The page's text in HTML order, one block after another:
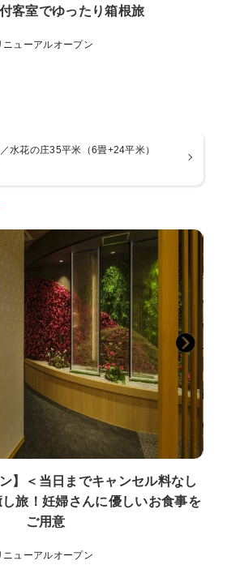
客室でゆったり箱根旅
ューアルオープン
！スマートTVの導入やベッドサイドに
室が登場！大浴場に行かなくても箱根の源
。
ました。
だ「水の飲み比べ」をご用意！
した！
！
」と「宮ノ下温泉」の2種の湯を愉しめ、
客室で、5階以上の上層階を確約！
じめ！
※階数の希望、指定は承れません。
ック（1室1つ）
合、特典は1泊目のみ適用となります。
沢宿
下温泉
露天風呂と内湯を用意
／水花の庄35平米（6畳+24平米）
】＜当日までキャンセル料なし
旅！妊婦さんに優しいお食事を
ご用意
ューアルオープン